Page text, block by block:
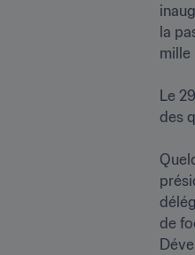
la
mille
Le
des
de